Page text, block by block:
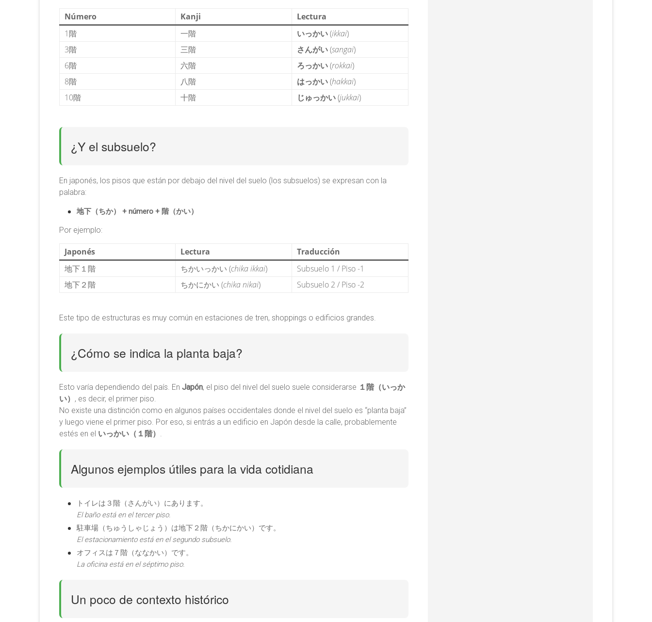
Número Kanji
Lectura
1階
一階 いっかい(ikkai)
3階
三階 さんがい(sangai)
6階
六階 ろっかい(rokkai)
8階
八階 はっかい(hakkai)
10階
十階 じゅっかい(jukkai)
¿Y el subsuelo?
En japonés, los pisos que están por debajo del nivel del suelo (los subsuelos) se expresan con la
palabra:
地下（ちか） + número + 階（かい）
Por ejemplo:
Japonés Lectura
Traducción
地下１階
ちかいっかい (chika ikkai)
Subsuelo 1 / Piso -1
地下２階
ちかにかい (chika nikai) Subsuelo 2 / Piso -2
Este tipo de estructuras es muy común en estaciones de tren, shoppings o edificios grandes.
¿Cómo se indica la planta baja?
Esto varía dependiendo del país. En Japón, el piso del nivel del suelo suele considerarse １階（いっか
い） , es decir, el primer piso.
No existe una distinción como en algunos países occidentales donde el nivel del suelo es “planta baja”
y luego viene el primer piso. Por eso, si entrás a un edificio en Japón desde la calle, probablemente
estés en el いっかい（１階） .
Algunos ejemplos útiles para la vida cotidiana
トイレは３階（さんがい）にあります。
El baño está en el tercer piso.
駐車場（ちゅうしゃじょう）は地下２階（ちかにかい）です。
El estacionamiento está en el segundo subsuelo.
オフィスは７階（ななかい）です。
La oficina está en el séptimo piso.
Un poco de contexto histórico